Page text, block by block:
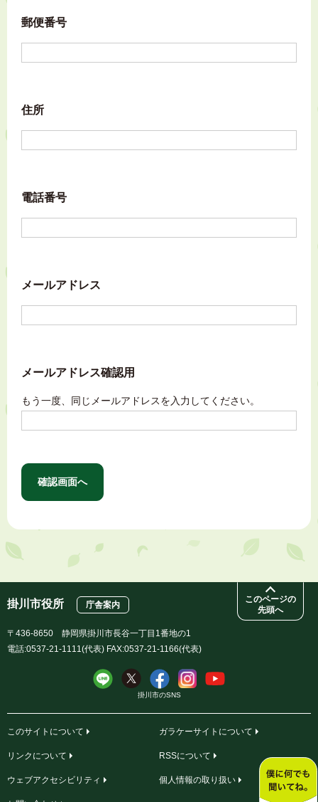
郵便番号
住所
電話番号
メールアドレス
メールアドレス確認用
もう一度、同じメールアドレスを入力してください。
このページの
先頭へ
掛川市役所 庁舎案内
〒436-8650 静岡県掛川市長谷一丁目1番地の1
電話:0537-21-1111(代表) FAX:0537-21-1166(代表)
掛川市のSNS
このサイトについて ガラケーサイトについて
リンクについて RSSについて
ウェブアクセシビリティ 個人情報の取り扱い